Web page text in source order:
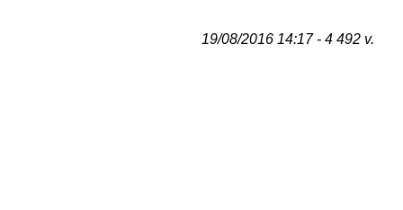
19/08/2016 14:17 - 4 492 v.